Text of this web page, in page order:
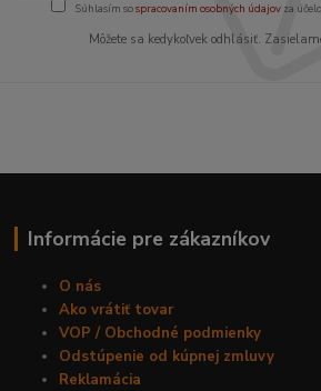
Súhlasím sospracovaním osobných údajov za
Môžete sa kedykoľvek odhlásiť.
Informácie pre zákazníkov
O nás
Ako vrátiť tovar
VOP / Obchodné podmienky
Odstúpenie od kúpnej zmluvy
Reklamácia